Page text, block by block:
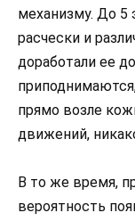
механизму. До 5
расчески и
доработали ее
прямо возле
движений,
В то же время,
вероятность